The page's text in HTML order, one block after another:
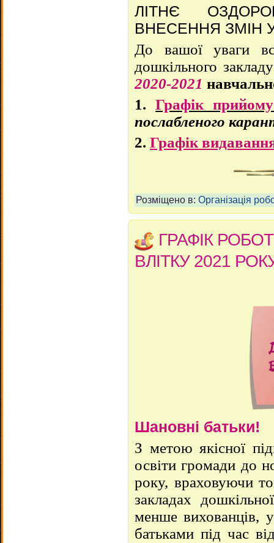
ЛІТНЄ
ВНЕСЕННЯ ЗМІН
До вашої уваги
дошкільного
2020-2021
1.Графік
послабленого
2. Графік
Розміщено в: Організація
ГРАФІК
ВЛІТКУ 2021
Шановні батьки!
З метою якісної
освіти громади до
року, враховуючи
закладах
менше вихованців,
батьками під час